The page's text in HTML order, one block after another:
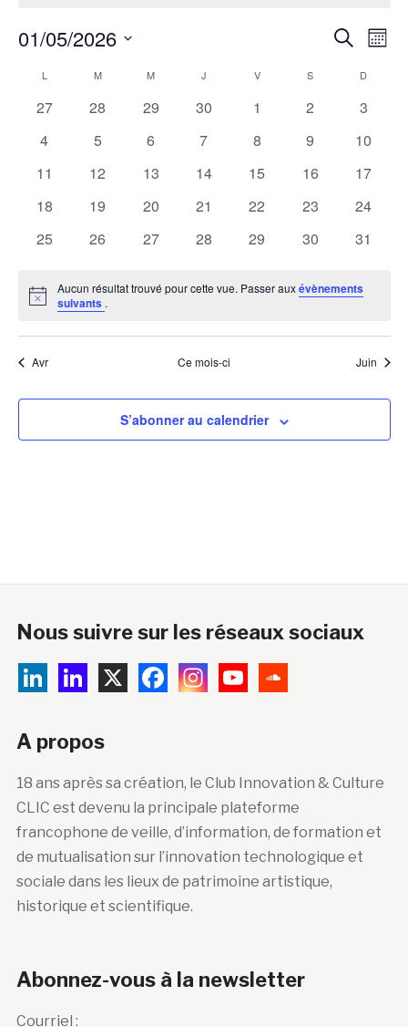
de
Mois
01/05/2026
date.
Calendrier
de
Évènements
LLUNDI MMARDI M MERCREDI
J VVENDREDIS D
0
27
0
28
0
29
0
30
0
1
0
2
0
3
0
4
0
5
0
6
0
7
0
8
0
9
0
10
0
11
0
12
0
13
0
14
0
15
0
16
0
17
0
18
0
19
0
20
0
21
0
22
0
23
0
24
0
25
0
26
0
27
0
28
0
29
0
30
0
31
Notice
Aucun résultat trouvé pour cette vue. Passer auxévènements
suivants .
Avr Ce mois-ci Juin
S’abonner au calendrier
Nous suivre sur les réseaux sociaux
A propos
18 ans après sa création, le Club Innovation & Culture
CLIC est devenu la principale plateforme
francophone de veille, d’information, de formation et
de mutualisation sur l’innovation technologique et
sociale dans les lieux de patrimoine artistique,
historique et scientifique.
Abonnez-vous à la newsletter
Courriel :